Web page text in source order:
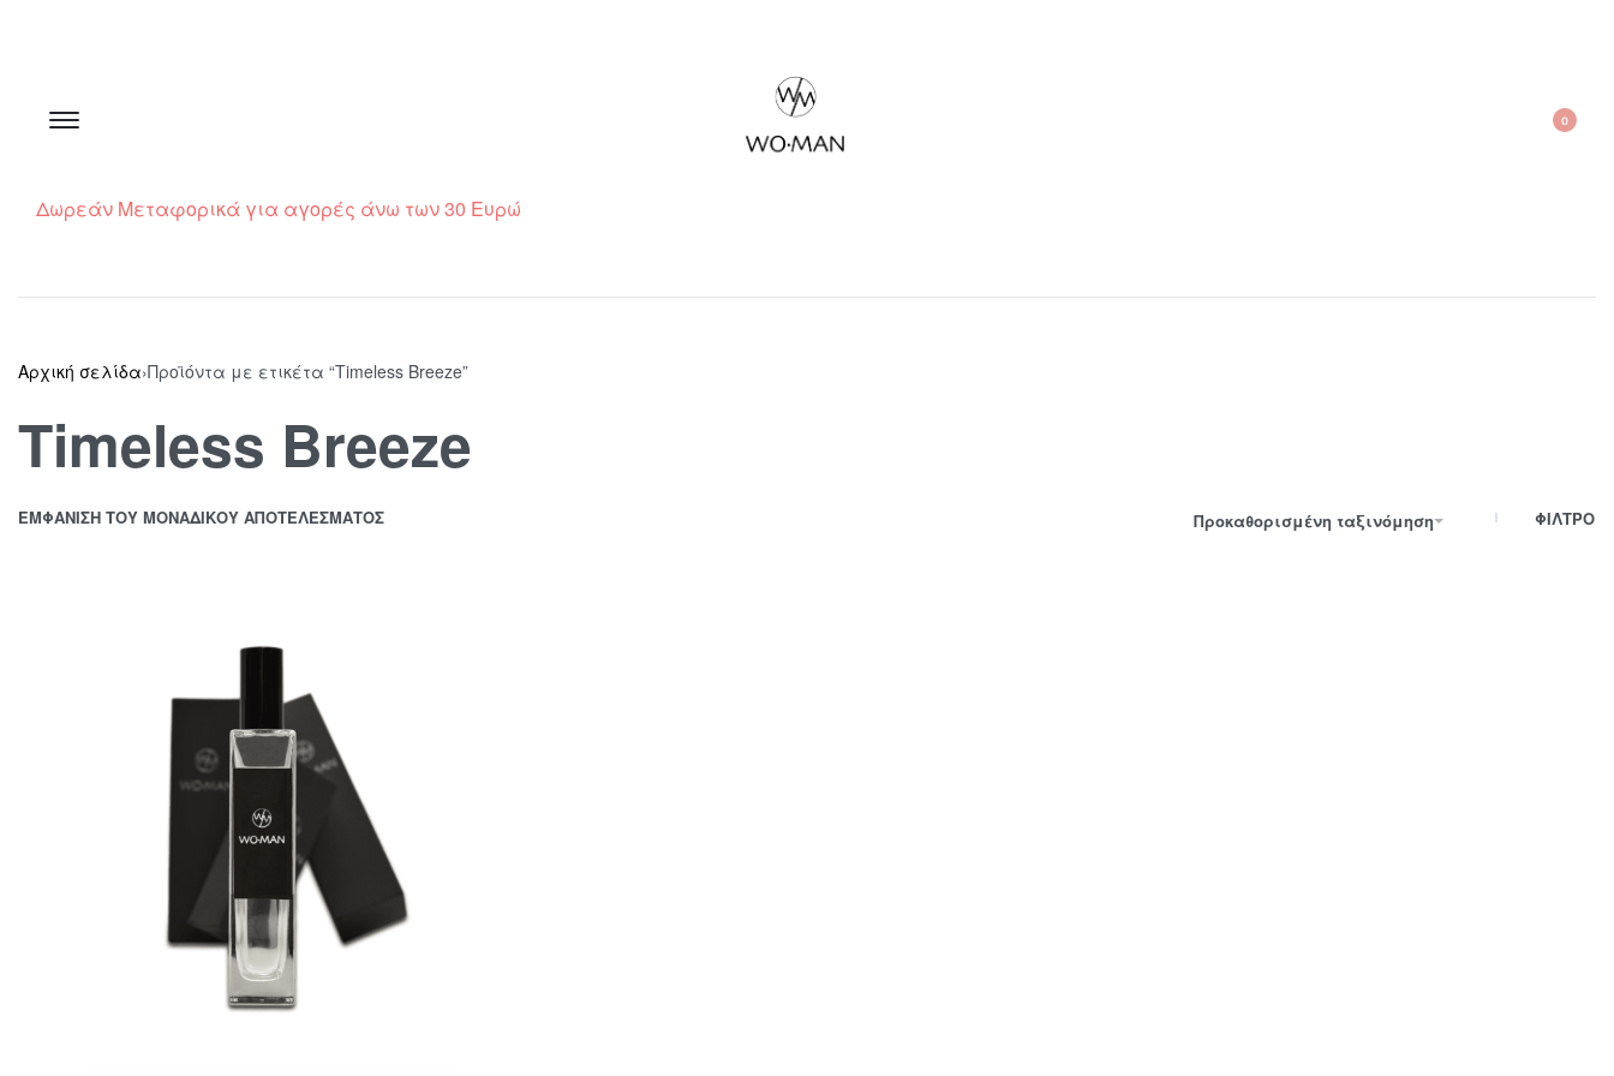
0
Δωρεάν Μεταφορικά για αγορές άνω των 30 Ευρώ
Αρχική σελίδα›Προϊόντα με ετικέτα “Timeless Breeze”
Timeless Breeze
ΕΜΦΆΝΙΣΗ ΤΟΥ ΜΟΝΑΔΙΚΟΎ ΑΠΟΤΕΛΈΣΜΑΤΟΣ Προκαθορισμένη ταξινόμηση ΦΙΛΤΡΟ